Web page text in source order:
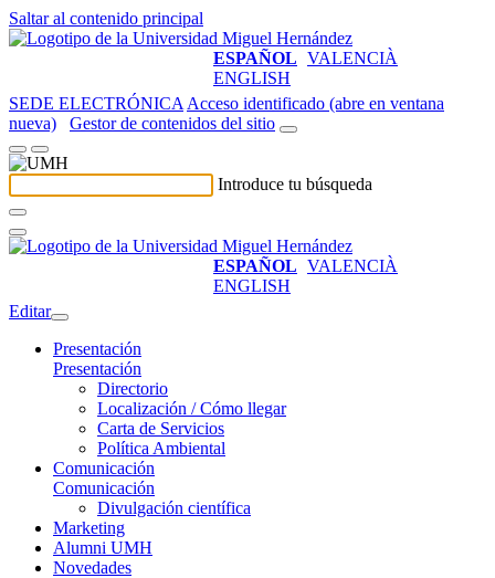
Saltar al contenido principal
ESPAÑOL VALENCIÀ
ENGLISH
SEDE ELECTRÓNICA Acceso identificado (abre en ventana
nueva)
Gestor de contenidos del sitio
Introduce tu búsqueda
ESPAÑOL VALENCIÀ
ENGLISH
Editar
Presentación
Presentación
Directorio
Localización / Cómo llegar
Carta de Servicios
Política Ambiental
Comunicación
Comunicación
Divulgación científica
Marketing
Alumni UMH
Novedades